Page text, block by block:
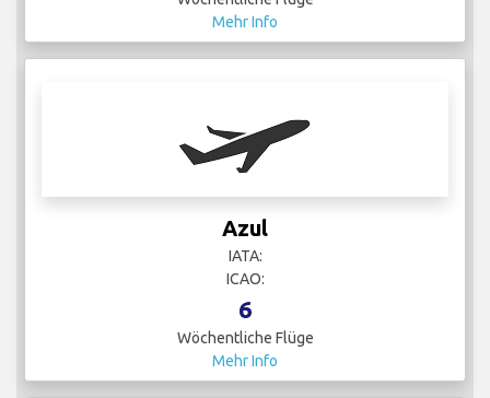
Mehr Info
Azul
IATA:
ICAO:
6
Wöchentliche Flüge
Mehr Info